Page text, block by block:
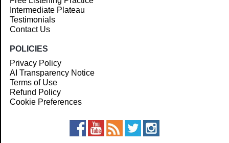
Intermediate Plateau
Testimonials
Contact Us
POLICIES
Privacy Policy
AI Transparency Notice
Terms of Use
Refund Policy
Cookie Preferences